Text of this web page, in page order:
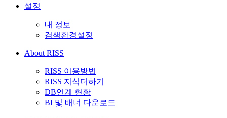
설정
내 정보
검색환경설정
About RISS
RISS 이용방법
RISS 지식더하기
DB연계 현황
BI 및 배너 다운로드